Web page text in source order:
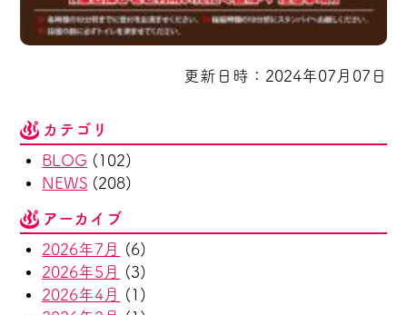
更新日時：2024年07月07日
カテゴリ
BLOG (102)
NEWS (208)
アーカイブ
2026年7月
(6)
2026年5月
(3)
2026年4月
(1)